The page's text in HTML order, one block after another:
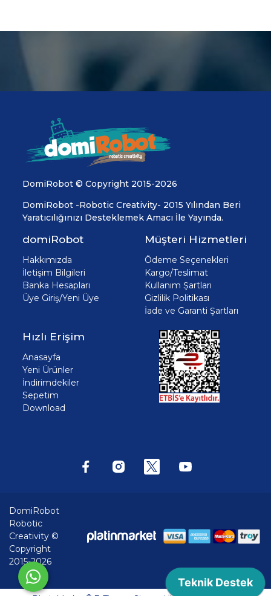
DomiRobot © Copyright 2015-2026
DomiRobot -Robotic Creativity- 2015 Yılından Beri
Yaratıcılığınızı Desteklemek Amacı İle Yayında.
domiRobot
Hakkımızda
İletişim Bilgileri
Banka Hesapları
Üye Giriş/Yeni Üye
Müşteri Hizmetleri
Ödeme Seçenekleri
Kargo/Teslimat
Kullanım Şartları
Gizlilik Politikası
İade ve Garanti Şartları
Hızlı Erişim
Anasayfa
Yeni Ürünler
İndirimdekiler
Sepetim
Download
DomiRobot
Robotic
Creativity ©
Copyright
2015-2026